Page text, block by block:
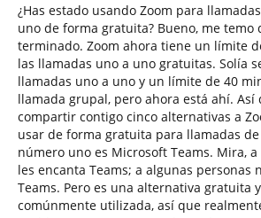
¿Has estado usando Zoom para
uno de forma gratuita? Bueno, me temo
terminado. Zoom ahora tiene un límite
las llamadas uno a uno gratuitas. Solía
llamadas uno a uno y un límite de 40
llamada grupal, pero ahora está ahí. Así
compartir contigo cinco alternativas a
usar de forma gratuita para llamadas
número uno es Microsoft Teams. Mira,
les encanta Teams; a algunas personas
Teams. Pero es una alternativa gratuita
comúnmente utilizada, así que